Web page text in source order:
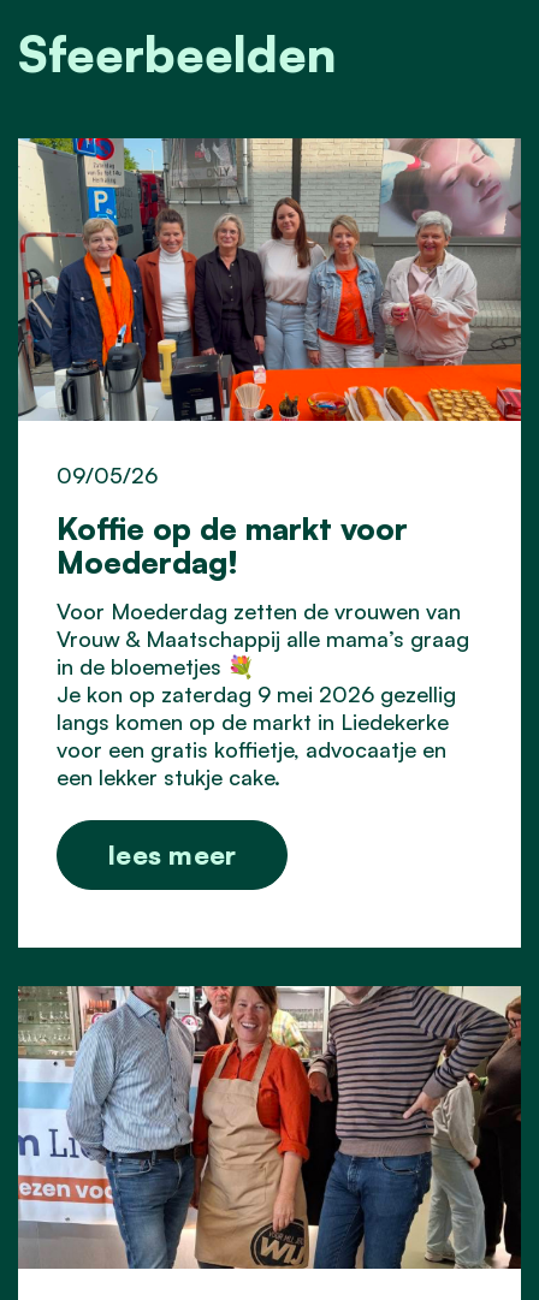
Sfeerbeelden
Koffie op de markt voor
Moederdag!
09/05/26
Voor Moederdag zetten de vrouwen van
Vrouw & Maatschappij alle mama’s graag
in de bloemetjes 💐
Je kon op zaterdag 9 mei 2026 gezellig
langs komen op de markt in Liedekerke
voor een gratis koffietje, advocaatje en
een lekker stukje cake.
lees meer